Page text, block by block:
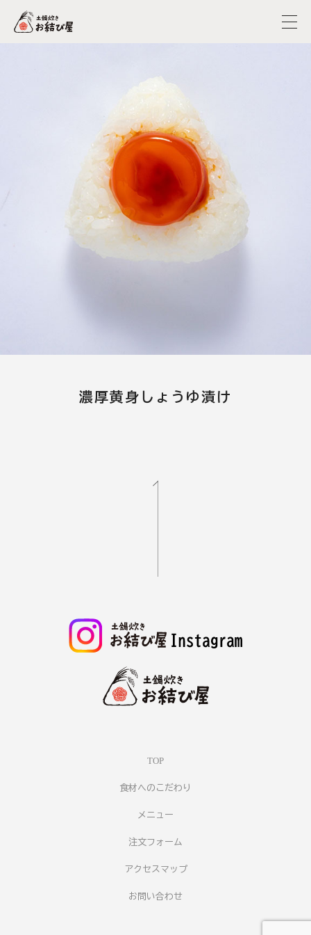
濃厚黄身しょうゆ漬け
TOP
食材へのこだわり
メニュー
注文フォーム
アクセスマップ
お問い合わせ